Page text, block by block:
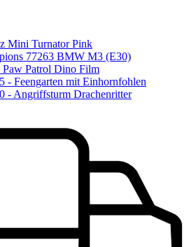
Mini Turnator Pink
77263 BMW M3 (E30)
Patrol Dino Film
Feengarten mit Einhornfohlen
- Angriffsturm Drachenritter